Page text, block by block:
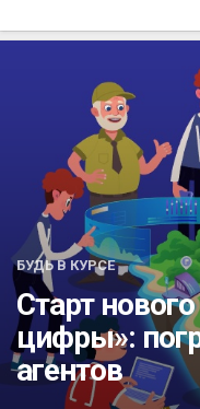
Послесловие к
Неожиданный
Контакты
Люди родного края
Акция
К 70-летию
Конкурс
Люди родного края
БУДЬ В КУРСЕ
Старт
цифры»:
агентов